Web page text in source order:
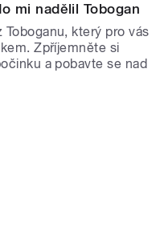
mi nadělil Tobogan
Toboganu, který pro vás
Zpříjemněte si
a pobavte se nad